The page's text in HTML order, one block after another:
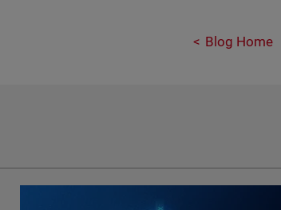
Blog Home